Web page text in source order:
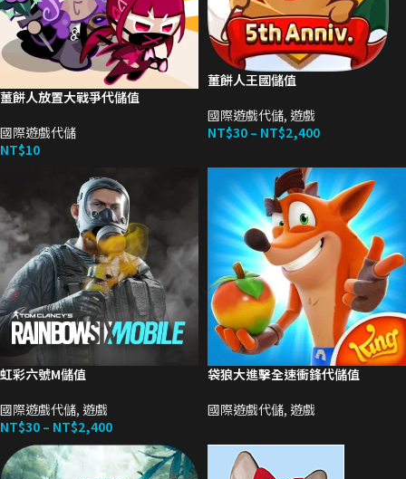
薑餅人放置大戰爭代儲值
國際遊戲代儲
NT$10
薑餅人王國儲值
國際遊戲代儲, 遊戲
NT$30 – NT$2,400
虹彩六號M儲值
國際遊戲代儲, 遊戲
NT$30 – NT$2,400
袋狼大進擊全速衝鋒代儲值
國際遊戲代儲, 遊戲